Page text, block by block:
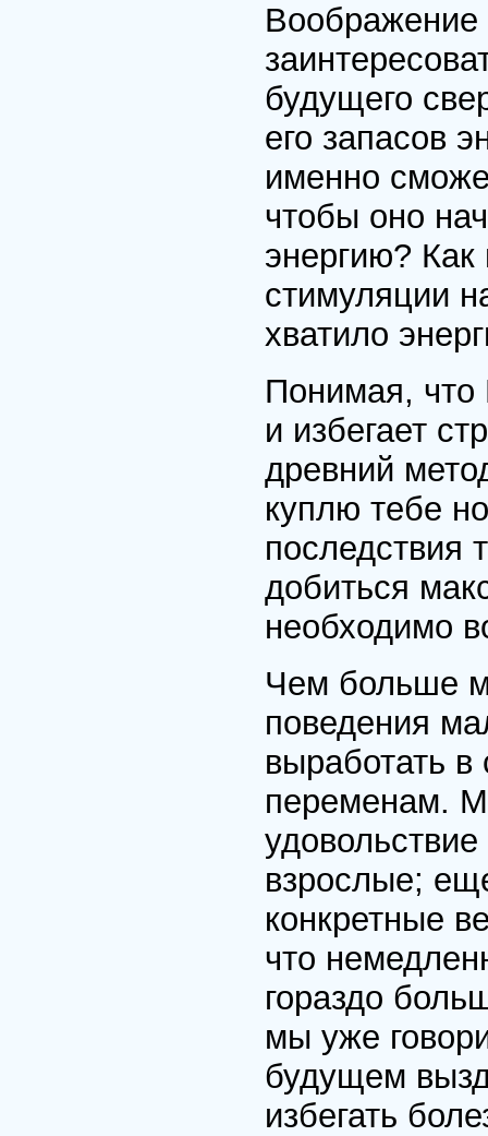
Воображение
будущего
его запасов
именно
чтобы оно
энергию? Как
стимуляции
хватило
Понимая, что
и избегает
древний
куплю тебе
последствия
добиться
необходимо
Чем больше
поведения
выработать
переменам.
взрослые;
конкретные
что
гораздо
мы уже
будущем
избегать